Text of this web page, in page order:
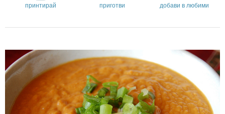
принтирай приготви добави в любими